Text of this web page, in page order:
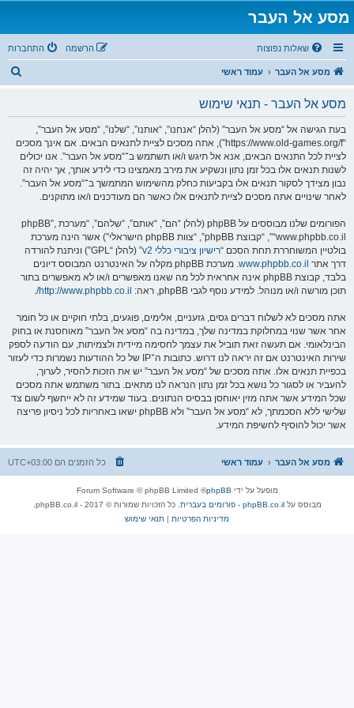
מסע אל העבר
שאלות נפוצות התחברות הרשמה
מסע אל העבר עמוד ראשי
מסע אל העבר - תנאי שימוש
בעת הגישה אל “מסע אל העבר” (להלן “אנחנו”, “אותנו”, “שלנו”, “מסע אל העבר”,
“https://www.old-games.org/f”), אתה מסכים לציית לתנאים הבאים. אם אינך מסכים
לציית לכל התנאים הבאים, אנא אל תיגש ו/או תשתמש ב־“מסע אל העבר”. אנו יכולים
לשנות תנאים אלו בכל זמן נתון ונשקיע את מירב מאמצינו כדי לידע אותך, אך יהיה זה
נבון מצידך לסקור תנאים אלו בקביעות כחלק מהשימוש המתמשך ב־“מסע אל העבר”.
לאחר שינויים אתה מסכים לציית לתנאים אלו כאשר הם מעודכנים ו/או מתוקנים.
הפורומים שלנו מבוססים על phpBB (להלן “הם”, “אותם”, “שלהם”, “מערכת phpBB”,
“www.phpbb.co.il”, “קבוצת phpBB”, “צוות phpBB הישראלי”) אשר הינה מערכת
בולטיין המשוחררת תחת הסכם “רישיון ציבורי כללי v2
” (להלן “GPL”) וניתנת להורדה
דרך אתר www.phpbb.co.il
. מערכת phpBB מקלה על האינטרנט המבוסס דיונים
בלבד, קבוצת phpBB אינה אחראית לכל מה שאנו מאפשרים ו/או לא מאפשרים בתור
תוכן מורשה ו/או מנוהל. למידע נוסף לגבי phpBB, ראה:
http://www.phpbb.co.il/
.
אתה מסכים לא לשלוח דברים גסים, גזעניים, אלימים, פוגעים, בלתי חוקיים או כל חומר
אחר אשר שנוי במחלוקת במדינה שלך, במדינה בה “מסע אל העבר” מאוחסנת או בחוק
הבינלאומי. אם תעשה זאת תוביל את עצמך לחסימה מיידית ולצמיתות, עם הודעה לספק
שירות האינטרנט אם זה יראה לנו דרוש. כתובות ה־IP של כל ההודעות נשמרות כדי לעזור
בכפיית תנאים אלו. אתה מסכים של “מסע אל העבר” יש את הזכות להסיר, לערוך,
להעביר או לסגור כל נושא בכל זמן נתון הנראה לנו מתאים. בתור משתמש אתה מסכים
שכל המידע אשר אתה מזין יאוחסן בבסיס הנתונים. בעוד שמידע זה לא ייחשף לשום צד
שלישי ללא הסכמתך, לא “מסע אל העבר” ולא phpBB ישאו באחריות לכל ניסיון פריצה
אשר יכול להוסיף לחשיפת המידע.
מסע אל העבר עמוד ראשי כל הזמנים הם UTC+03:00
מופעל על ידי phpBB
® Forum Software © phpBB Limited
מבוסס עלphpBB.co.il - פורומים בעברית
. כל הזכויות שמורות © 2017 - phpBB.co.il.
מדיניות הפרטיות | תנאי שימוש